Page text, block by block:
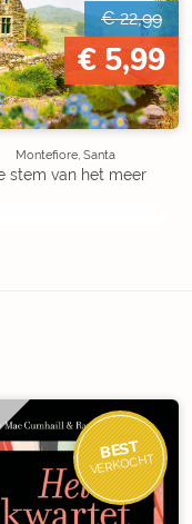
€ 22,99
€ 5,99
Montefiore, Santa
stem van het meer
BEST
VERKOCHT